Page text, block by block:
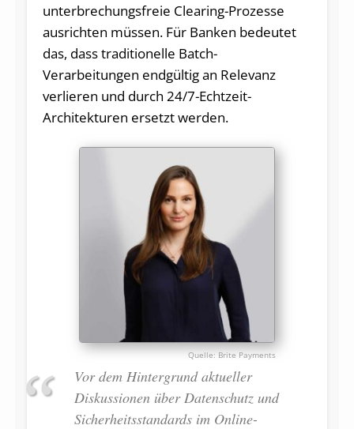
unterbrechungsfreie Clearing-Prozesse
ausrichten müssen. Für Banken bedeutet
das, dass traditionelle Batch-
Verarbeitungen endgültig an Relevanz
verlieren und durch 24/7-Echtzeit-
Architekturen ersetzt werden.
Brite Payments
Vor dem Hintergrund aktueller
Diskussionen über Datenschutz und
Sicherheitsstandards im Online-